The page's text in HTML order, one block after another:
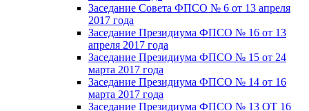
Заседание Совета ФПСО № 6 от 13 апреля
2017 года
Заседание Президиума ФПСО № 16 от 13
апреля 2017 года
Заседание Президиума ФПСО № 15 от 24
марта 2017 года
Заседание Президиума ФПСО № 14 от 16
марта 2017 года
Заседание Президиума ФПСО № 13 ОТ 16